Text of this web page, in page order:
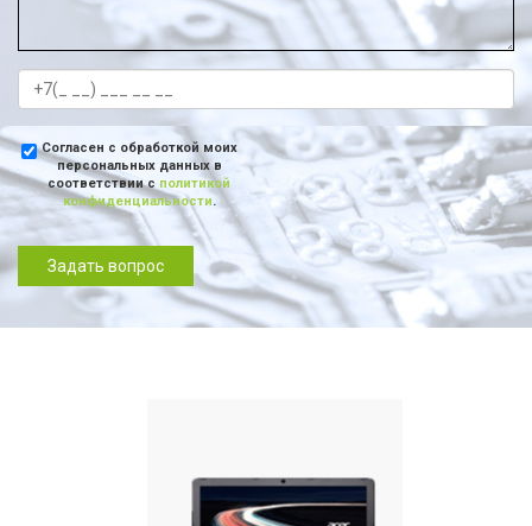
Согласен с обработкой моих
персональных данных в
соответствии с политикой
конфиденциальности.
Задать вопрос